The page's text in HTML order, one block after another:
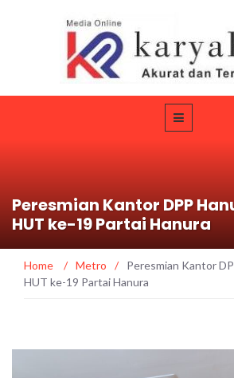
Peresmian Kantor DPP
HUT ke-19 Partai Hanura
Home / Metro /
Peresmian Kantor
HUT ke-19 Partai Hanura